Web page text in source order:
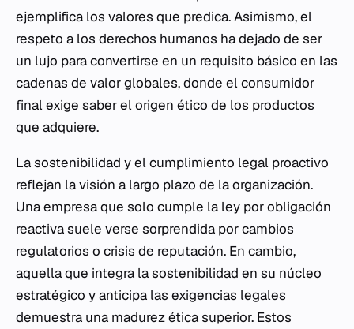
ejemplifica los valores que predica. Asimismo, el
respeto a los derechos humanos ha dejado de ser
un lujo para convertirse en un requisito básico en las
cadenas de valor globales, donde el consumidor
final exige saber el origen ético de los productos
que adquiere.
La sostenibilidad y el cumplimiento legal proactivo
reflejan la visión a largo plazo de la organización.
Una empresa que solo cumple la ley por obligación
reactiva suele verse sorprendida por cambios
regulatorios o crisis de reputación. En cambio,
aquella que integra la sostenibilidad en su núcleo
estratégico y anticipa las exigencias legales
demuestra una madurez ética superior. Estos